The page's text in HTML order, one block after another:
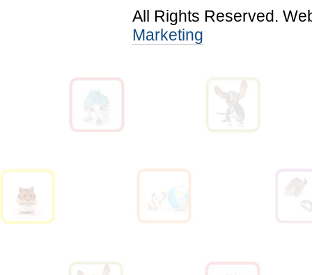
All Rights Reserved.
Marketing